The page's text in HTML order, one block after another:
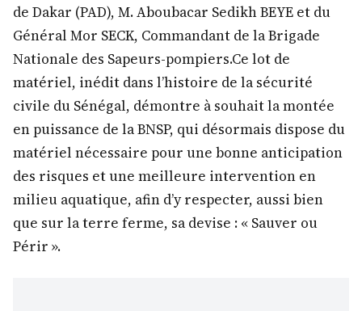
de Dakar (PAD), M. Aboubacar Sedikh BEYE et du
Général Mor SECK, Commandant de la Brigade
Nationale des Sapeurs-pompiers.Ce lot de
matériel, inédit dans l’histoire de la sécurité
civile du Sénégal, démontre à souhait la montée
en puissance de la BNSP, qui désormais dispose du
matériel nécessaire pour une bonne anticipation
des risques et une meilleure intervention en
milieu aquatique, afin d’y respecter, aussi bien
que sur la terre ferme, sa devise : « Sauver ou
Périr ».